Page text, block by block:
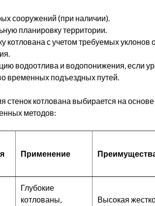
сооружений (при наличии).
планировку территории.
котлована с учетом требуемых уклонов
водоотлива и водопонижения, если
временных подъездных путей.
стенок котлована выбирается на
методов:
Применение
Глубокие
котлованы,
Высокая